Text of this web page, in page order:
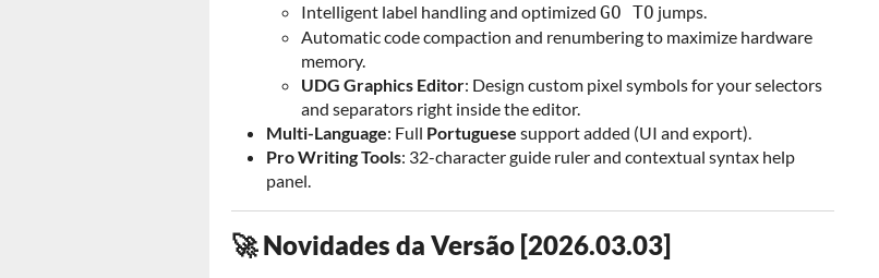
Intelligent label handling and optimized GO TO jumps.
Automatic code compaction and renumbering to maximize hardware
memory.
UDG Graphics Editor: Design custom pixel symbols for your selectors
and separators right inside the editor.
Multi-Language: Full Portuguese support added (UI and export).
Pro Writing Tools: 32-character guide ruler and contextual syntax help
panel.
🚀 Novidades da Versão [2026.03.03]